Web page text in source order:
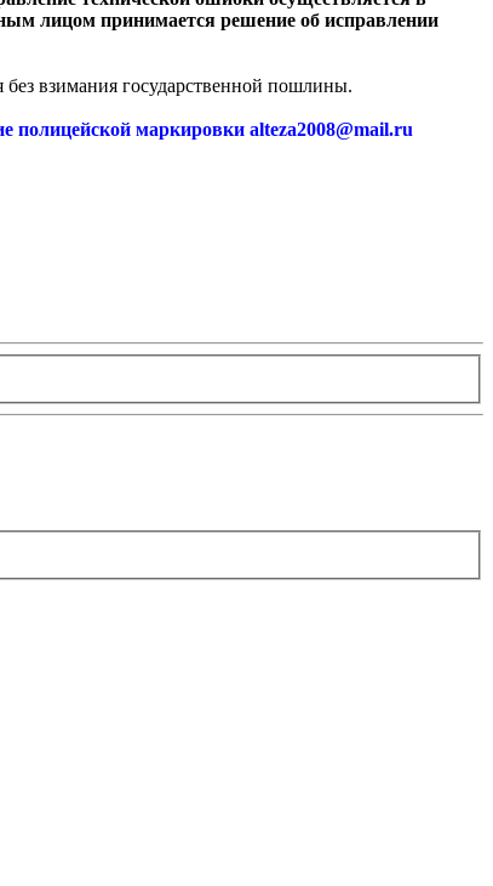
лицом принимается решение об исправлении
без взимания государственной пошлины.
полицейской маркировки alteza2008@mail.ru